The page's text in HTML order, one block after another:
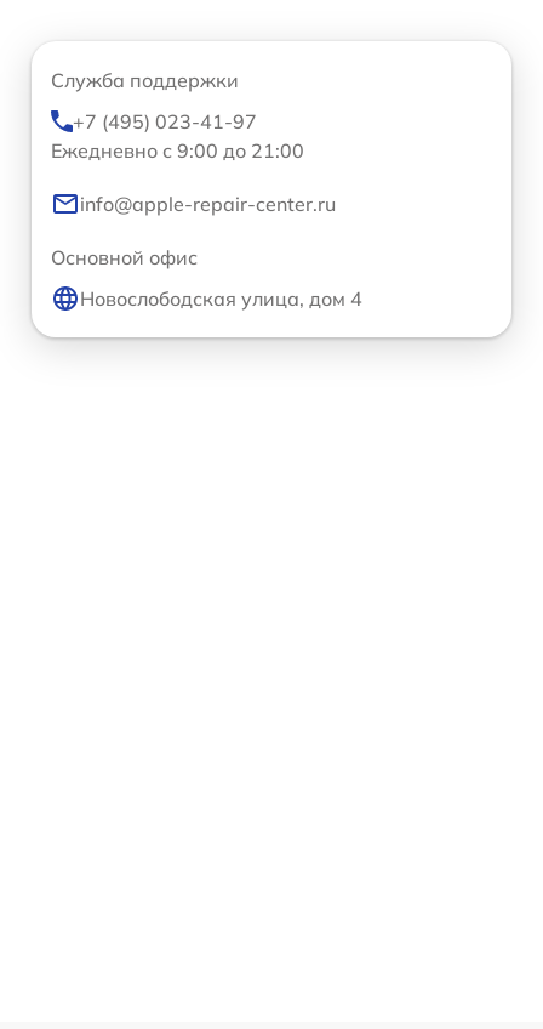
Служба поддержки
+7 (495) 023-41-97
Ежедневно с 9:00 до 21:00
info@apple-repair-center.ru
Основной офис
Новослободская улица, дом 4